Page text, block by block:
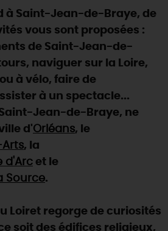
d'Art
L'ART DE VIVRE
saison de festivals 🎉
de la nature en 2026
en famille dans le Loiret !
"Loiret au fil de l'eau"
Où sortir ?
DEMAIN
à Saint-Jean-de-Braye, de
vous sont proposées :
de Saint-Jean-de-
naviguer sur la Loire,
à vélo, faire de
à un spectacle...
Jean-de-Braye, ne
d'Orléans, le
Arts, la
d'Arc et le
Source.
Loiret regorge de curiosités
soit des édifices religieux,